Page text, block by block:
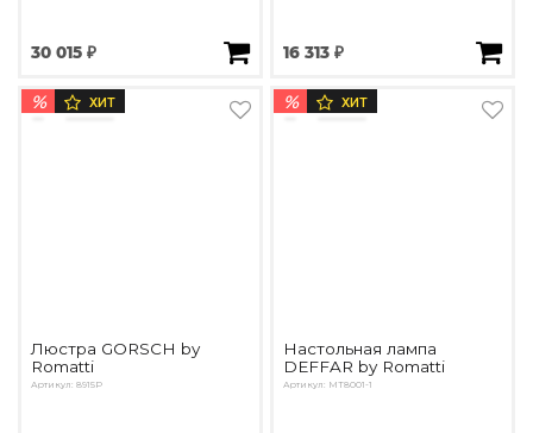
30 015 ₽ 16 313 ₽
% ХИТ
Люстра GORSCH by
Romatti
Артикул: 8915P
% ХИТ
Настольная лампа
DEFFAR by Romatti
Артикул: MT8001-1